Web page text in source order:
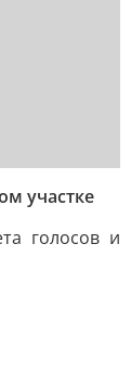
участке
голосов и